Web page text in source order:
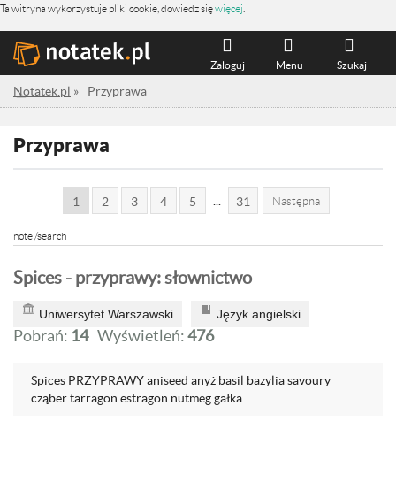
Ta witryna wykorzystuje pliki cookie, dowiedz sięwięcej
Szukaj
Menu
Zaloguj
Notatek.pl » Przyprawa
Przyprawa
1 2 3 4 5 31 Następna
note /search
Spices - przyprawy: słownictwo
Uniwersytet Warszawski Język angielski
Pobrań: 14 Wyświetleń:476
Spices PRZYPRAWY aniseed anyż basil bazylia savoury
cząber tarragon estragon nutmeg gałka...